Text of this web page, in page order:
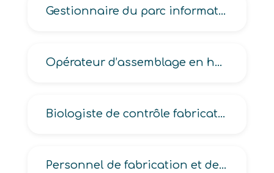
Gestionnaire du parc informatique
Opérateur d’assemblage en horlogerie
Biologiste de contrôle fabrication en industrie
Personnel de fabrication et de pose de prothèses et orthèses